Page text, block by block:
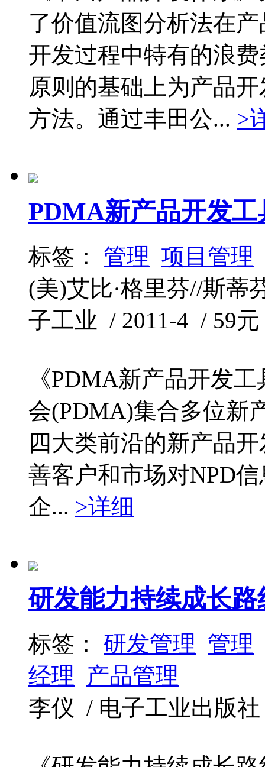
了价值流图分析法在
开发过程中特有的浪
原则的基础上为产品
方法。通过丰田公... >
PDMA新产品开发工
标签： 管理 项目管理
(美)艾比·格里芬//斯蒂
子工业 / 2011-4 / 59
《PDMA新产品开发
会(PDMA)集合多位新
四大类前沿的新产品
善客户和市场对NPD
企... >详细
研发能力持续成长路
标签： 研发管理 管理
经理
产品管理
李仪 / 电子工业出版